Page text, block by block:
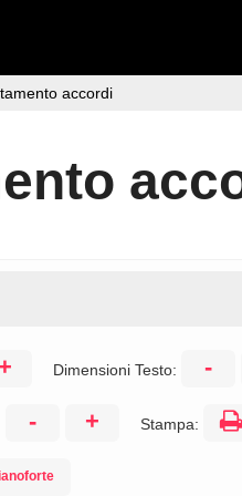
accordi
+ Dimensioni Testo: -
- + Stampa: